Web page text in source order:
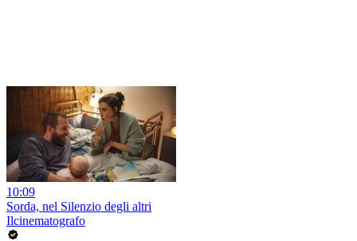
10:09
Sorda, nel Silenzio degli altri
Ilcinematografo